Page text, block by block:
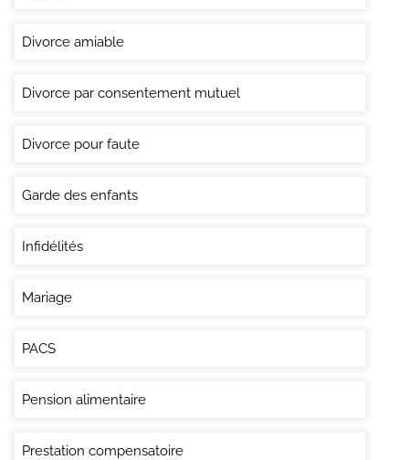
Divorce amiable
Divorce par consentement mutuel
Divorce pour faute
Garde des enfants
Infidélités
Mariage
PACS
Pension alimentaire
Prestation compensatoire